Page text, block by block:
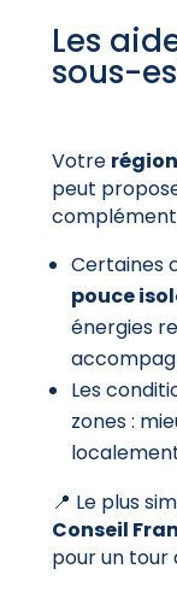
Les
sous-
Votre région
peut
Certaines
pouce
énergies
Les
zones :
📍 Le plus
Conseil
pourun tour